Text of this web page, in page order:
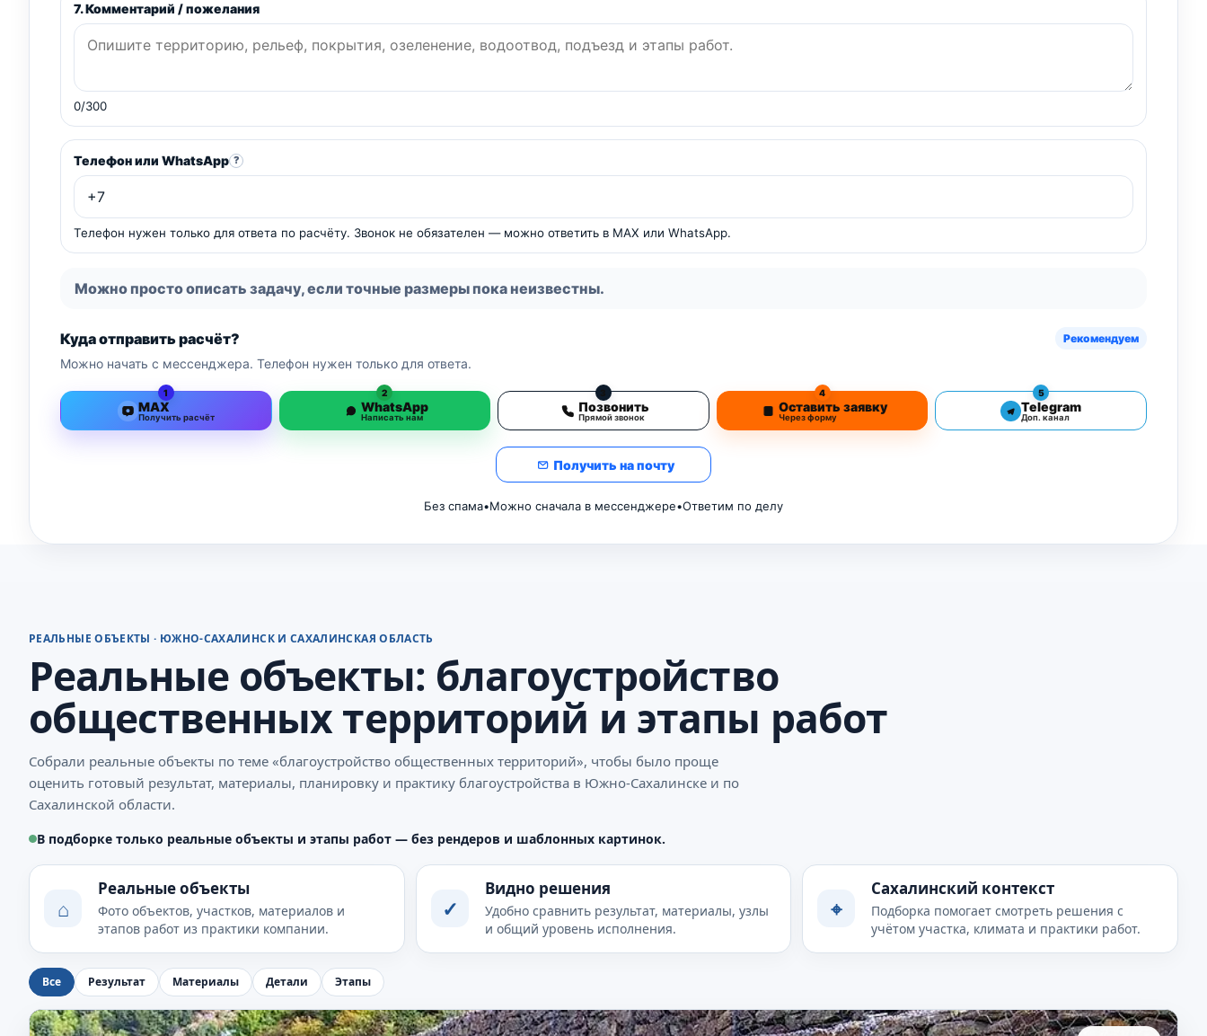
7. Комментарий / пожелания
0/300
Телефон или WhatsApp ?
Телефон нужен только для ответа по расчёту. Звонок не обязателен — можно ответить в MAX или WhatsApp.
Можно просто описать задачу, если точные размеры пока неизвестны.
Куда отправить расчёт? Рекомендуем
Можно начать с мессенджера. Телефон нужен только для ответа.
1
MAX
Получить расчёт
2
WhatsApp
Написать нам
3
Позвонить
Прямой звонок
4
Оставить заявку
Через форму
5
Telegram
Доп. канал
Получить на почту
Без спама•Можно сначала в мессенджере•Ответим по делу
РЕАЛЬНЫЕ ОБЪЕКТЫ · ЮЖНО-САХАЛИНСК И САХАЛИНСКАЯ ОБЛАСТЬ
Реальные объекты: благоустройство
общественных территорий и этапы работ
Собрали реальные объекты по теме «благоустройство общественных территорий», чтобы было проще
оценить готовый результат, материалы, планировку и практику благоустройства в Южно-Сахалинске и по
Сахалинской области.
В подборке только реальные объекты и этапы работ — без рендеров и шаблонных картинок.
⌂
Реальные объекты
Фото объектов, участков, материалов и
этапов работ из практики компании.
✓
Видно решения
Удобно сравнить результат, материалы, узлы
и общий уровень исполнения.
⌖
Сахалинский контекст
Подборка помогает смотреть решения с
учётом участка, климата и практики работ.
Все Результат Материалы Детали Этапы